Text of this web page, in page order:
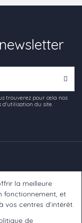
trouverez pour cela nos
d'utilisation du site.
la meilleure
fonctionnement, et
centres d’intérêt.
de